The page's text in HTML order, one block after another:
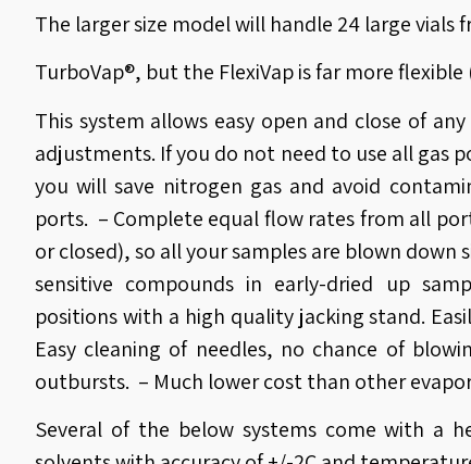
The larger size model will handle 24 large vials
TurboVap®, but the FlexiVap is far more flexible
This system allows easy open and close of
adjustments. If you do not need to use all gas
you will save nitrogen gas and avoid
ports. – Complete equal flow rates from all
or closed), so all your samples are blown
sensitive compounds in early-dried up
positions with a high quality jacking stand.
Easy cleaning of needles, no chance of
outbursts. – Much lower cost than other
Several of the below systems come with a